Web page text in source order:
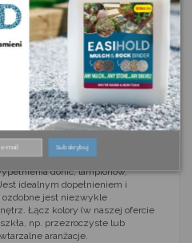
piękny, głęboki kolor sprawia, że
Choć to czyste szkło, są bardzo
stają się obłe, nie mają żadnych
z tym szkłem to
serce naszych klientów.
donic, lampionów,
idealnym dopełnieniem i
ozdobne jest niezwykle
Łącz kolory (w naszej ofercie
np. przezroczyste lub
aranżacje.
Subskrybuj